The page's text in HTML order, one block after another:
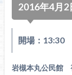
2016年4月2
開場：13:30
岩槻本丸公民館